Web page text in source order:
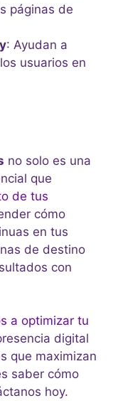
páginas de
: Ayudan a
usuarios en
no solo es una
que
de tus
cómo
en tus
de destino
con
a optimizar tu
digital
que maximizan
saber cómo
hoy.